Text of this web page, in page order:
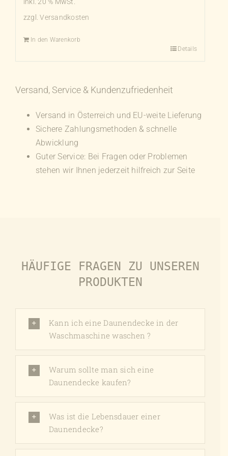
inkl. 20 % MwSt.
zzgl.Versandkosten
In den Warenkorb
Details
Versand, Service & Kundenzufriedenheit
Versand in Österreich und EU-weite Lieferung
Sichere Zahlungsmethoden & schnelle
Abwicklung
Guter Service: Bei Fragen oder Problemen
stehen wir Ihnen jederzeit hilfreich zur Seite
HÄUFIGE FRAGEN ZU UNSEREN
PRODUKTEN
Kann ich eine Daunendecke in der
Waschmaschine waschen ?
Warum sollte man sich eine
Daunendecke kaufen?
Was ist die Lebensdauer einer
Daunendecke?